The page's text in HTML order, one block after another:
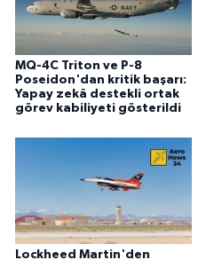
MQ-4C Triton ve P-8
Poseidon'dan kritik başarı:
Yapay zekâ destekli ortak
görev kabiliyeti gösterildi
Lockheed Martin'den